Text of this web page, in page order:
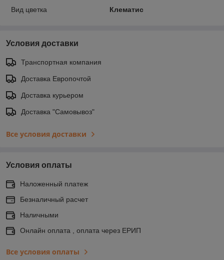
Вид цветка Клематис
Условия доставки
Транспортная компания
Доставка Европочтой
Доставка курьером
Доставка "Самовывоз"
Все условия доставки
Условия оплаты
Наложенный платеж
Безналичный расчет
Наличными
Онлайн оплата , оплата через ЕРИП
Все условия оплаты